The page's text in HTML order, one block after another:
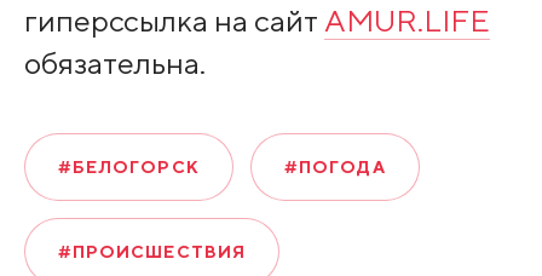
гиперссылка на сайт AMUR.LIFE
обязательна.
#БЕЛОГОРСК #ПОГОДА
#ПРОИСШЕСТВИЯ